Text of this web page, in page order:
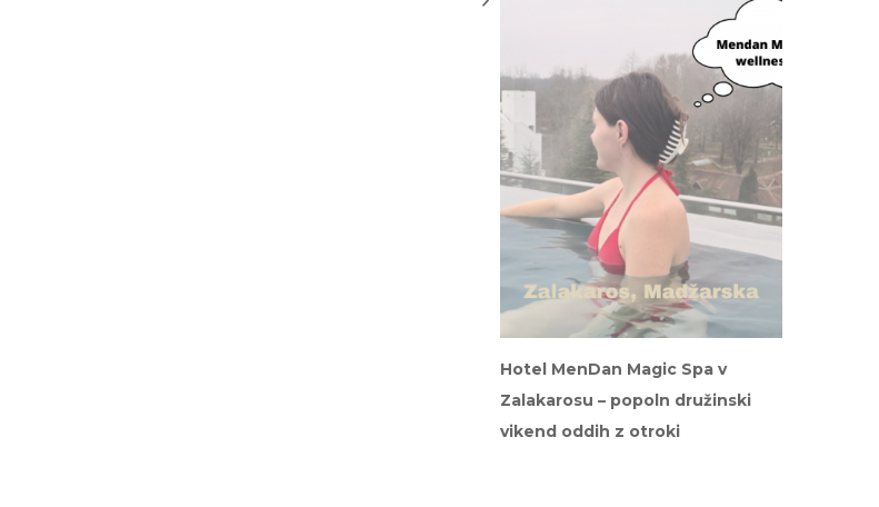
Hotel MenDan Magic Spa v
Zalakarosu – popoln družinski
vikend oddih z otroki